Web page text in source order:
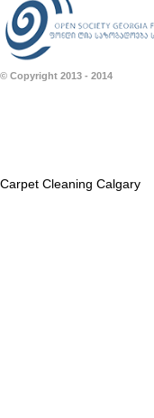
© Copyright 2013 - 2014
Carpet Cleaning Calgary